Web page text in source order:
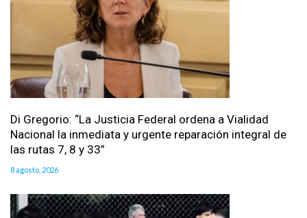
Di Gregorio: “La Justicia Federal ordena a Vialidad
Nacional la inmediata y urgente reparación integral de
las rutas 7, 8 y 33”
8 agosto, 2026